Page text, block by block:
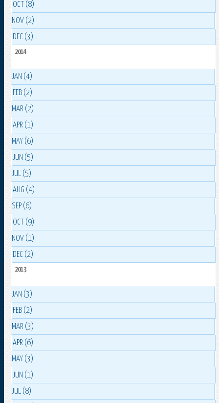
OCT (8)
NOV (2)
DEC (3)
2014
JAN (4)
FEB (2)
MAR (2)
APR (1)
MAY (6)
JUN (5)
JUL (5)
AUG (4)
SEP (6)
OCT (9)
NOV (1)
DEC (2)
2013
JAN (3)
FEB (2)
MAR (3)
APR (6)
MAY (3)
JUN (1)
JUL (8)